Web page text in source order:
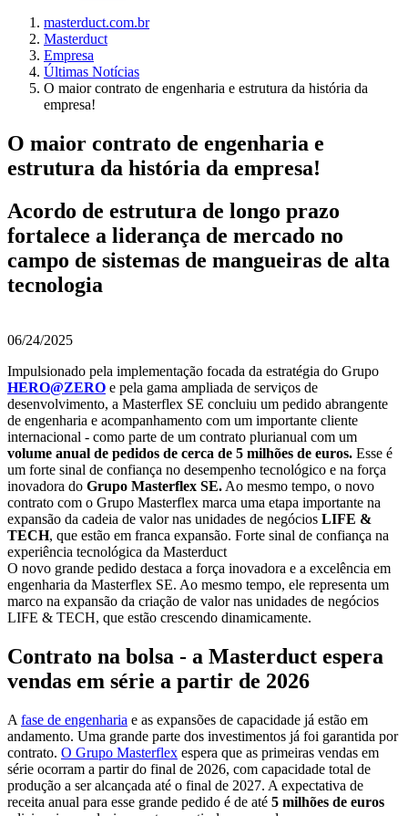
masterduct.com.br
Masterduct
Empresa
Últimas Notícias
O maior contrato de engenharia e estrutura da história da
empresa!
O maior contrato de engenharia e
estrutura da história da empresa!
Acordo de estrutura de longo prazo
fortalece a liderança de mercado no
campo de sistemas de mangueiras de alta
tecnologia
06/24/2025
Impulsionado pela implementação focada da estratégia do Grupo
HERO@ZERO e pela gama ampliada de serviços de
desenvolvimento, a Masterflex SE concluiu um pedido abrangente
de engenharia e acompanhamento com um importante cliente
internacional - como parte de um contrato plurianual com um
volume anual de pedidos de cerca de 5 milhões de euros. Esse é
um forte sinal de confiança no desempenho tecnológico e na força
inovadora do Grupo Masterflex SE. Ao mesmo tempo, o novo
contrato com o Grupo Masterflex marca uma etapa importante na
expansão da cadeia de valor nas unidades de negócios LIFE &
TECH, que estão em franca expansão. Forte sinal de confiança na
experiência tecnológica da Masterduct
O novo grande pedido destaca a força inovadora e a excelência em
engenharia da Masterflex SE. Ao mesmo tempo, ele representa um
marco na expansão da criação de valor nas unidades de negócios
LIFE & TECH, que estão crescendo dinamicamente.
Contrato na bolsa - a Masterduct espera
vendas em série a partir de 2026
A fase de engenharia e as expansões de capacidade já estão em
andamento. Uma grande parte dos investimentos já foi garantida por
contrato. O Grupo Masterflex espera que as primeiras vendas em
série ocorram a partir do final de 2026, com capacidade total de
produção a ser alcançada até o final de 2027. A expectativa de
receita anual para esse grande pedido é de até 5 milhões de euros